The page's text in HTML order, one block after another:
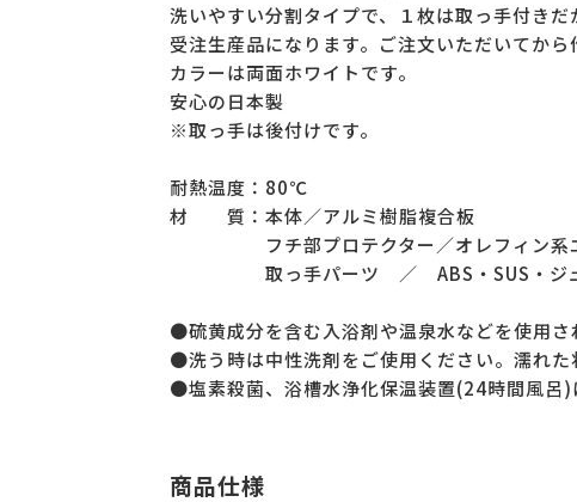
洗いやすい分割タイプで、１枚は取っ手付き
受注生産品になります。ご注文いただいてから
カラーは両面ホワイトです。
安心の日本製
※取っ手は後付けです。
耐熱温度：80℃
材 質：本体／アルミ樹脂複合板
フチ部プロテクター／オレフィン系エ
取っ手パーツ ／ ABS・SUS・ジュラ
●硫黄成分を含む入浴剤や温泉水などを使用さ
●洗う時は中性洗剤をご使用ください。濡れた
●塩素殺菌、浴槽水浄化保温装置(24時間風呂)
商品仕様